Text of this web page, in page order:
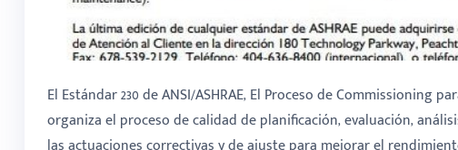
El Estándar 230 de ANSI/ASHRAE, El Proceso de Commissioning
organiza el proceso de calidad de planificación, evaluación,